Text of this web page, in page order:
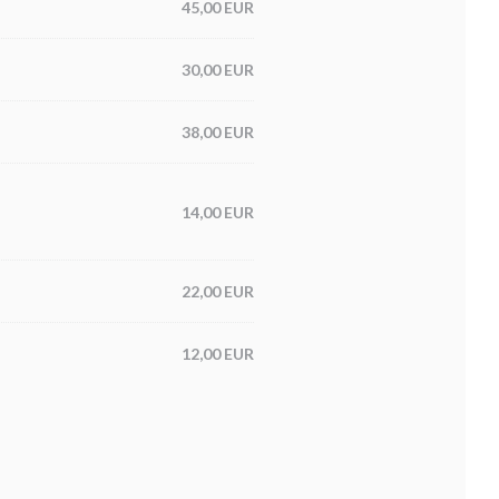
45,00 EUR
30,00 EUR
38,00 EUR
14,00 EUR
22,00 EUR
12,00 EUR